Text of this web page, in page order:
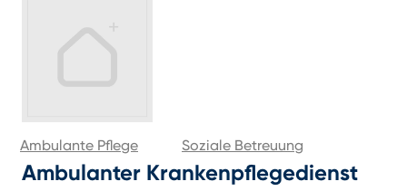
Ambulante Pflege Soziale Betreuung
Ambulanter Krankenpflegedienst